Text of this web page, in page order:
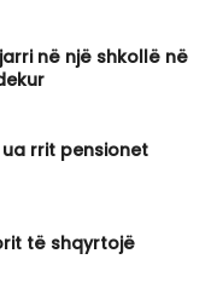
në një shkollë në
rrit pensionet
të shqyrtojë